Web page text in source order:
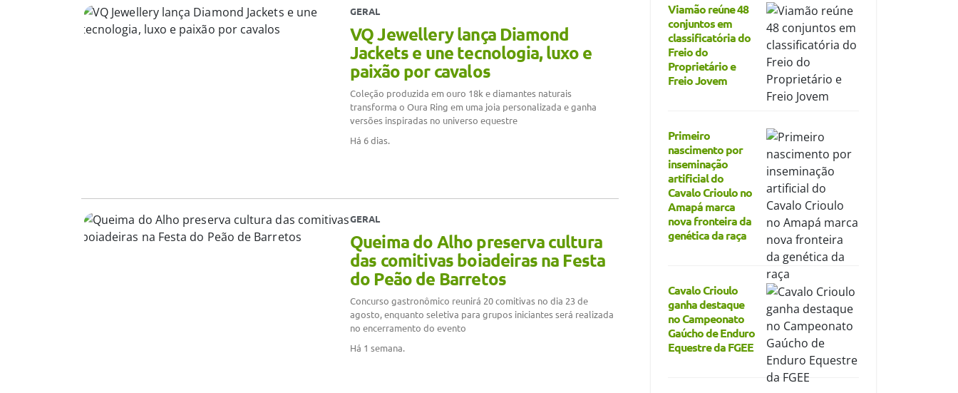
GERAL
VQ Jewellery lança Diamond
Jackets e une tecnologia, luxo e
paixão por cavalos
Coleção produzida em ouro 18k e diamantes naturais
transforma o Oura Ring em uma joia personalizada e ganha
versões inspiradas no universo equestre
Há 6 dias.
GERAL
Queima do Alho preserva cultura
das comitivas boiadeiras na Festa
do Peão de Barretos
Concurso gastronômico reunirá 20 comitivas no dia 23 de
agosto, enquanto seletiva para grupos iniciantes será realizada
no encerramento do evento
Há 1 semana.
Viamão reúne 48
conjuntos em
classificatória do
Freio do
Proprietário e
Freio Jovem
Primeiro
nascimento por
inseminação
artificial do
Cavalo Crioulo no
Amapá marca
nova fronteira da
genética da raça
Cavalo Crioulo
ganha destaque
no Campeonato
Gaúcho de Enduro
Equestre da FGEE